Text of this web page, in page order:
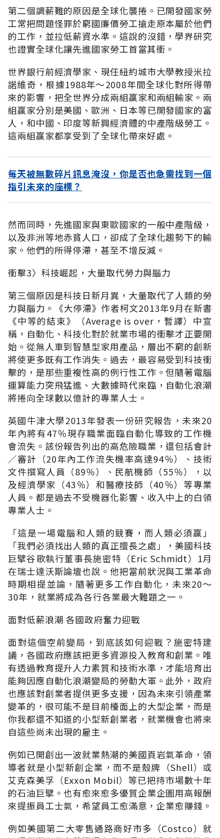
第二個調薪難的原因是全球化襲捲。已開發國家勞
工常把問題怪罪於窮國廉價勞工搶走原本屬於他們
的工作，並拉低薪資水準。這說的沒錯，學界研究
也證實全球化讓先進國家勞工首當其衝。
世界銀行前經濟學家、現任紐約城市大學教授米拉
諾維奇，根據1988年～2008年間全球化對所得帶
來的影響，把全世界分成兩組贏家和兩組輸家。兩
組贏家分別是美國、歐洲、日本等已開發國家的富
人，和中國、印度等新興經濟體的中產階級勞工。
這兩組贏家都享受到了全球化帶來好處。
每天被無數碎片訊息淹沒，你是否也急需找到一個
指引未來的座標？
然而同時，先進國家與東歐國家的一般中產階級，
以及非洲等地赤貧人口，卻成了全球化趨勢下的輸
家。他們的所得停滯，甚至不增反減。
衝擊3〉科技崛起，大量取代勞力與腦力
第三個原因是科技日新月異，大量取代了人類的勞
力與腦力。《大停滯》作者柯文2013年9月在新書
《中等的結束》（Average is over，暫譯）中宣
稱，自動化、科技化對於就業市場的衝擊才正要開
始。從無人車到智慧型家用產品，層出不窮的創新
將使更多既有工作消失。過去，最容易受到科技衝
擊的，是那些重複性高的例行性工作。但隨著電腦
運算能力突飛猛進、大數據時代來臨，自動化浪潮
將捲向全球數以億計的專業人士。
英國牛津大學2013年發表一份研究報告，未來20
年內將有47％現存職業面臨自動化導致的工作機
會流失。該份報告列出的高危險職業，還包括會計
∕審計（20年內工作流失機率高達94％）、技術
文件撰寫人員（89％）、民航機師（55％），以
及經濟學家（43％）和醫療技師（40％）等專業
人員。都是過去不受機器化影響、收入中上的白領
專業人士。
「這是一場電腦和人類的競賽，而人類必須贏」
「我們必須找出人類的真正擅長之處」，美國科技
巨擘谷歌執行董事長施密特（Eric Schmidt）1月
在瑞士達沃斯論壇也說。他把當前狀況與工業革命
時期相提並論，隨著更多工作自動化，未來20～
30年，就業將成為各行各業最大難題之一。
面對低薪浪潮 各國政府奮力迎戰
面對這個空前變局，到底該如何迎戰？施密特建
議，各國政府應該把更多資源投入教育和創業。唯
有透過教育提升人力素質和技術水準，才能培育出
能夠因應自動化浪潮變局的勞動大軍。此外，政府
也應該對創業者提供更多支援，因為未來引領產業
變革的，很可能不是目前檯面上的大型企業，而是
你我都還不知道的小型新創業者，就業機會也將來
自這些尚未出現的雇主。
例如已開創出一波就業熱潮的美國頁岩氣革命，領
導者就是小型新創企業，而不是殼牌（Shell）或
艾克森美孚（Exxon Mobil）等已把持市場數十年
的石油巨擘。也有愈來愈多優質企業企圖用高報酬
來提振員工士氣，希望員工愈滿意，企業愈賺錢。
例如美國第二大零售通路商好市多（Costco）就